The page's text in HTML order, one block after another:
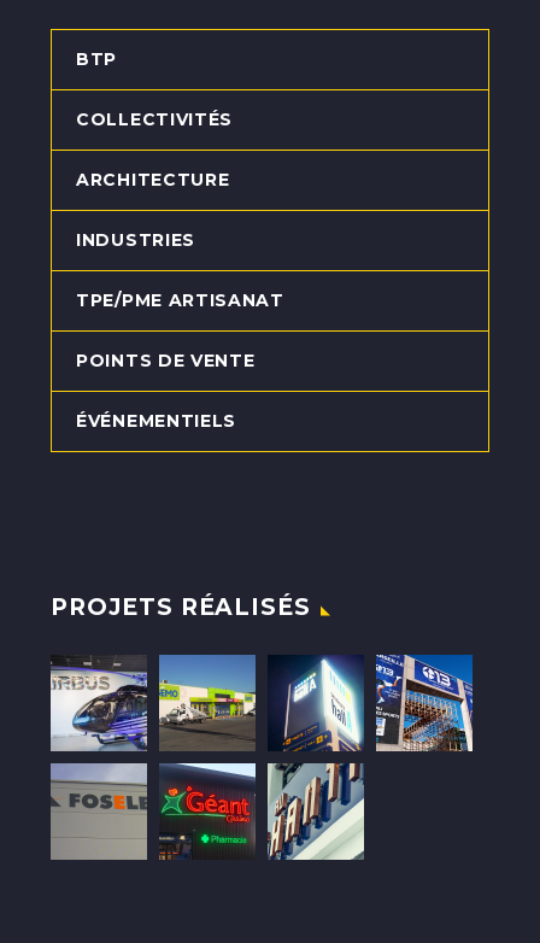
BTP
COLLECTIVITÉS
ARCHITECTURE
INDUSTRIES
TPE/PME ARTISANAT
POINTS DE VENTE
ÉVÉNEMENTIELS
PROJETS RÉALISÉS